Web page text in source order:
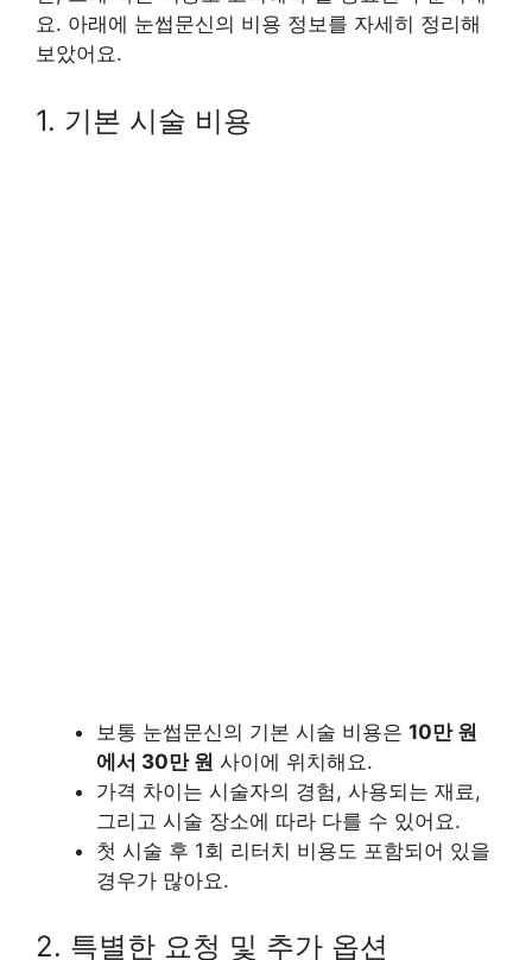
요. 아래에 눈썹문신의 비용 정보를 자세히 정리해
보았어요.
1. 기본 시술 비용
보통 눈썹문신의 기본 시술 비용은 10만 원
에서 30만 원 사이에 위치해요.
가격 차이는 시술자의 경험, 사용되는 재료,
그리고 시술 장소에 따라 다를 수 있어요.
첫 시술 후 1회 리터치 비용도 포함되어 있을
경우가 많아요.
2. 특별한 요청 및 추가 옵션